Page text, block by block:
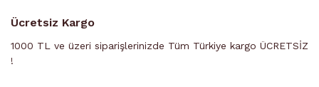
Ücretsiz Kargo
1000 TL ve üzeri siparişlerinizde Tüm Türkiye kargo ÜCRETSİZ
!